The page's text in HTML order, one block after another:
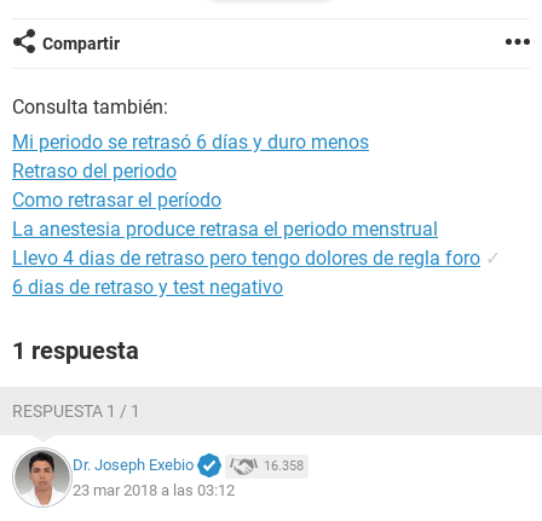
pero estoy asustada, porque nose si mi último periodo a sido
menstruación o no, porque sé que cuando estás
y es marrón. Y el mío rojo oscuro y los últimos días fue un
poco marrón y luego el 5, 6 y 7mo día tuve pérdidas (normal
en mi) pero raro por la duración corta del periodo. He notado
la panza hinchada pero nose si es por sugestión o que.
También he estado muy estresada el mes de febrero y
marzo porque he tenido exámenes y sé que el estrés produce
hinchazón abdominal. Y por el tema de que no me venía
tmbn he estado ansiosa, presionada, preocupada, triste,
etc...
es algún problema en los ovarios???
Compartir
Consulta también:
Mi periodo se retrasó 6 días y duro menos
Retraso del periodo
Como retrasar el período
La anestesia produce retrasa el periodo menstrual
Llevo 4 dias de retraso pero tengo dolores de regla foro ✓
6 dias de retraso y test negativo
1 respuesta
RESPUESTA 1 / 1
Dr. Joseph Exebio 16.358
23 mar 2018 a las 03:12